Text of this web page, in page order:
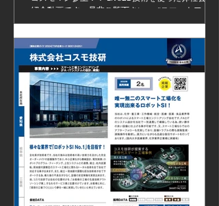
紹介動画です。是非ご覧下さい。 #スマートファク
トリー #ロボットSier #コスモ技研